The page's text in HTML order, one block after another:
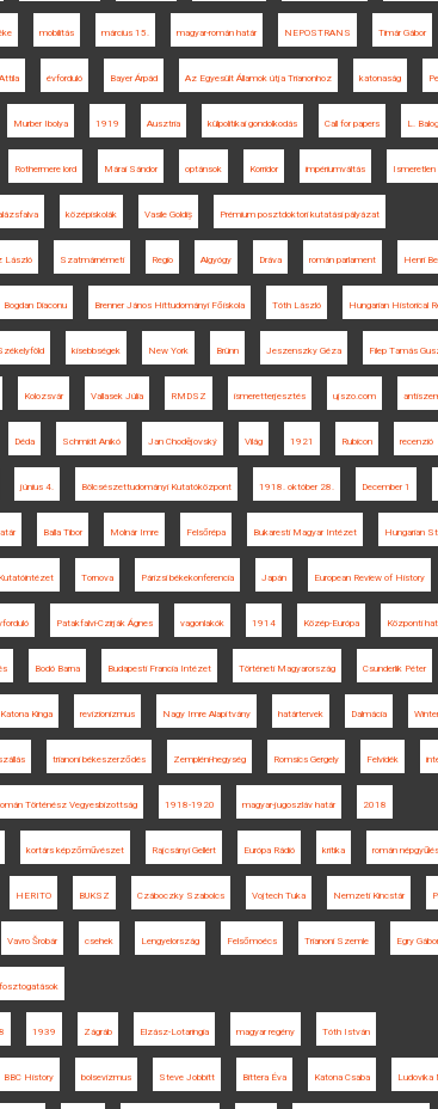
mobilitás március 15. magyar-román határ NEPOSTRANS Timár Gábor
évforduló Bayer Árpád Az Egyesült Államok útja Trianonhoz katonaság
Murber Ibolya 1919 Ausztria külpolitikai gondolkodás Call for papers L.
Rothermere lord Márai Sándor optánsok Korridor impériumváltás Ismeretlen
középiskolák Vasile Goldiș Prémium posztdoktori kutatási pályázat
László Szatmárnémeti Regio Algyógy Dráva román parlament Henri
Bogdan Diaconu Brenner János Hittudományi Főiskola Tóth László Hungarian Historical
kisebbségek New York Brünn Jeszenszky Géza Filep Tamás
Kolozsvár Vallasek Júlia RMDSZ ismeretterjesztés ujszo.com
Déda Schmidt Anikó Jan Chodějovský Világ 1921 Rubicon recenzió
június 4. Bölcsészettudományi Kutatóközpont 1918. október 28. December 1
Balla Tibor Molnár Imre Felsőrépa Bukaresti Magyar Intézet Hungarian
Tornova Párizsi békekonferencia Japán European Review of History
Patakfalvi-Czirják Ágnes vagonlakók 1914 Közép-Európa Központi
Bodó Barna Budapesti Francia Intézet Történeti Magyarország Csunderlik Péter
Katona Kinga revizionizmus Nagy Imre Alapítvány határtervek Dalmácia
trianoni békeszerződés Zempléni-hegység Romsics Gergely Felvidék
Történész Vegyesbizottság 1918-1920 magyar-jugoszláv határ 2018
kortárs képzőművészet Rajcsányi Gellért Európa Rádió kritika román népgyűlés
HERITO BUKSZ Czáboczky Szabolcs Vojtech Tuka Nemzeti Kincstár
Vavro Šrobár csehek Lengyelország Felsőmoécs Trianoni Szemle Egry Gábor
fosztogatások
1939 Zágráb Elzász-Lotaringia magyar regény Tóth István
BBC History bolsevizmus Steve Jobbitt Bittera Éva Katona Csaba Ludovika